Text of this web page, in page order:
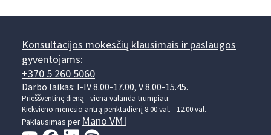
Konsultacijos mokesčių klausimais ir paslaugos
gyventojams:
+370 5 260 5060
Darbo laikas: I-IV 8.00-17.00, V 8.00-15.45.
Prieššventinę dieną - viena valanda trumpiau.
Kiekvieno mėnesio antrą penktadienį 8.00 val. - 12.00 val.
Paklausimas perMano VMI